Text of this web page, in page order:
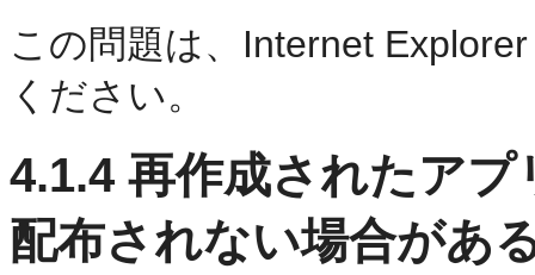
この問題は、Internet
ください。
4.1.4 再作成されたア
配布されない場合があ